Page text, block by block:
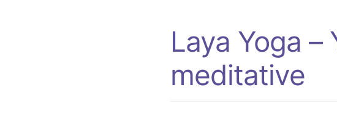
Laya Yoga
meditative